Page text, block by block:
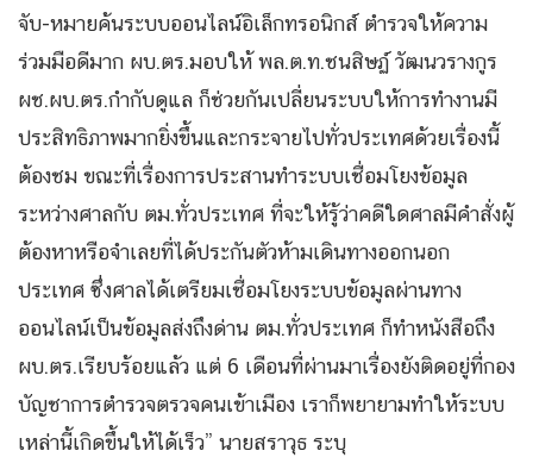
จับ-หมายค้นระบบออนไลน์อิเล็กทรอนิกส์ ตำรวจให้ความ
ร่วมมือดีมาก ผบ.ตร.มอบให้ พล.ต.ท.ชนสิษฏ์ วัฒนวรางกูร
ผช.ผบ.ตร.กำกับดูแล ก็ช่วยกันเปลี่ยนระบบให้การทำงานมี
ประสิทธิภาพมากยิ่งขึ้นและกระจายไปทั่วประเทศด้วยเรื่องนี้
ต้องชม ขณะที่เรื่องการประสานทำระบบเชื่อมโยงข้อมูล
ระหว่างศาลกับ ตม.ทั่วประเทศ ที่จะให้รู้ว่าคดีใดศาลมีคำสั่งผู้
ต้องหาหรือจำเลยที่ได้ประกันตัวห้ามเดินทางออกนอก
ประเทศ ซึ่งศาลได้เตรียมเชื่อมโยงระบบข้อมูลผ่านทาง
ออนไลน์เป็นข้อมูลส่งถึงด่าน ตม.ทั่วประเทศ ก็ทำหนังสือถึง
ผบ.ตร.เรียบร้อยแล้ว แต่ 6 เดือนที่ผ่านมาเรื่องยังติดอยู่ที่กอง
บัญชาการตำรวจตรวจคนเข้าเมือง เราก็พยายามทำให้ระบบ
เหล่านี้เกิดขึ้นให้ได้เร็ว” นายสราวุธ ระบุ